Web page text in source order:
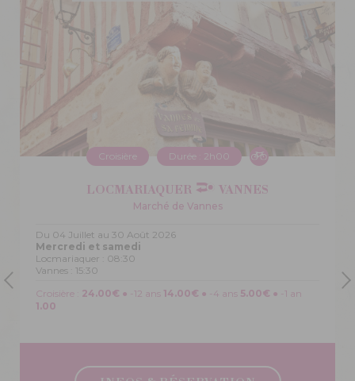
Croisière Durée : 2h00
LOCMARIAQUER VANNES
Marché de Vannes
Du 04 Juillet au 30 Août 2026
Mercredi et samedi
Locmariaquer : 08:30
Vannes : 15:30
Croisière : 24.00€ ● -12 ans 14.00€ ● -4 ans 5.00€ ● -1 an
1.00